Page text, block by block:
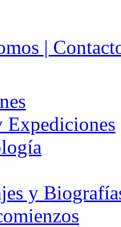
|
Expediciones
y